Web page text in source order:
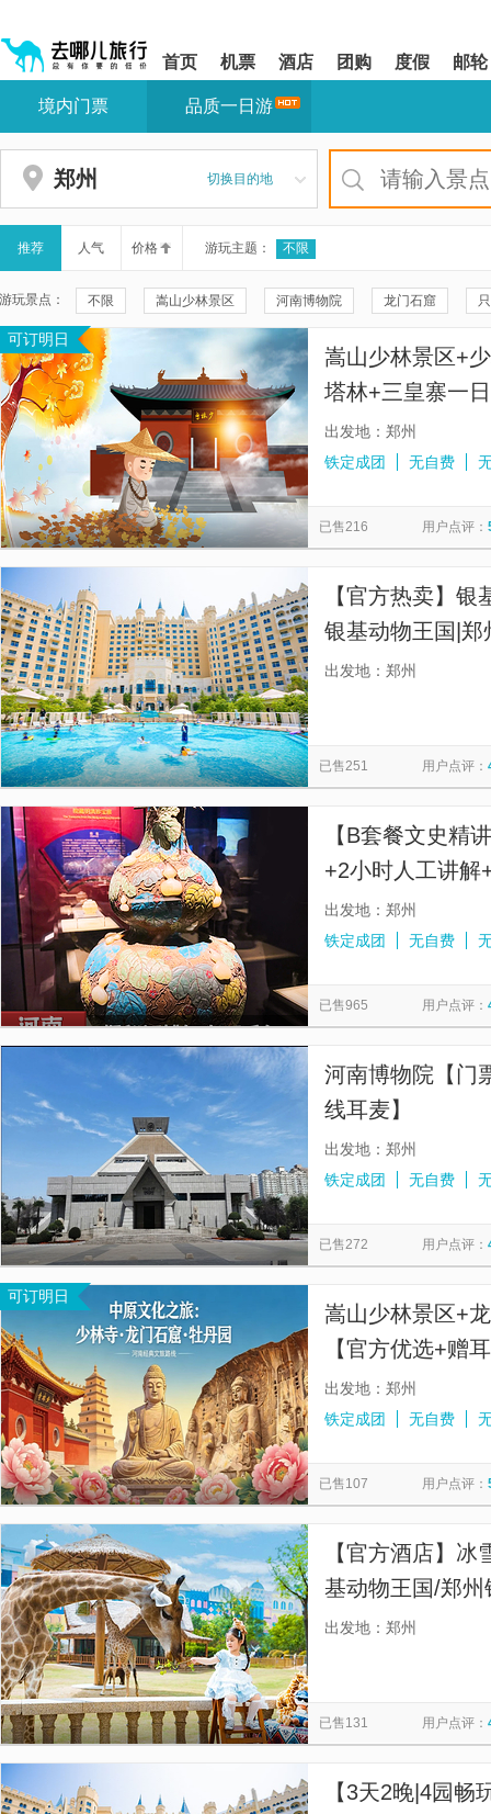
shift+enter
网
导
盲
导
模
式
您
站
区,
本
有
6
个
模
块,
按
下
Tab
键
浏
览
信
息
首页 机票 酒店 团购 度假 邮轮
您
站
区
境内门票 品质一日游
郑州 切换目的地
推荐 人气 价格 游玩主题： 不限
游玩景点： 不限 嵩山少林景区 河南博物院 龙门石窟
郑州方特旅游度假区 郑州方特欢乐世界
嵩山风景名胜区 郑州银基冰雪世界 郑州银基黄帝宫御温
郑州银基乐海神话世界 郑州银基国际旅游度假区
云台山风景名胜区 开封府 郑州海昌奥特曼小镇
汴梁小宋城 郑州海洋馆 河南宝泉旅游区
竹林长寿山 河南宝泉大峡谷 开封包公祠 郑州园
嵩山少林寺武僧院 康百万庄园 嵩阳书院 伏羲山
《禅宗少林·音乐大典》实景演出
可订明日
嵩山少林景区+
塔林+三皇寨一
丨深度讲解丨上
出发地：郑州
铁定成团
无自费
已售216 用户点评：
【官方热卖】
银基动物王国|
泉|郑州银基乐海
出发地：郑州
已售251 用户点评：
【B套餐文史精
+2小时人工讲解
馆/可选A自由行
出发地：郑州
铁定成团
无自费
已售965 用户点评：
河南博物院【门
线耳麦】
出发地：郑州
铁定成团
无自费
已售272 用户点评：
可订明日
嵩山少林景区+
【官方优选+赠
接+不进购物店+
出发地：郑州
铁定成团
无自费
已售107 用户点评：
【官方酒店】
基动物王国/郑
温泉/银基乐海神
出发地：郑州
已售131 用户点评：
【3天2晚|4园